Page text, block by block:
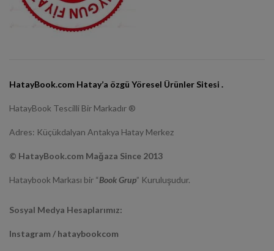
HatayBook.com Hatay’a özgü Yöresel Ürünler Sitesi .
HatayBook Tescilli Bir Markadır ®
Adres: Küçükdalyan Antakya Hatay Merkez
© HatayBook.com Mağaza Since 2013
Hataybook Markası bir “Book Grup” Kuruluşudur.
Sosyal Medya Hesaplarımız:
Instagram / hataybookcom